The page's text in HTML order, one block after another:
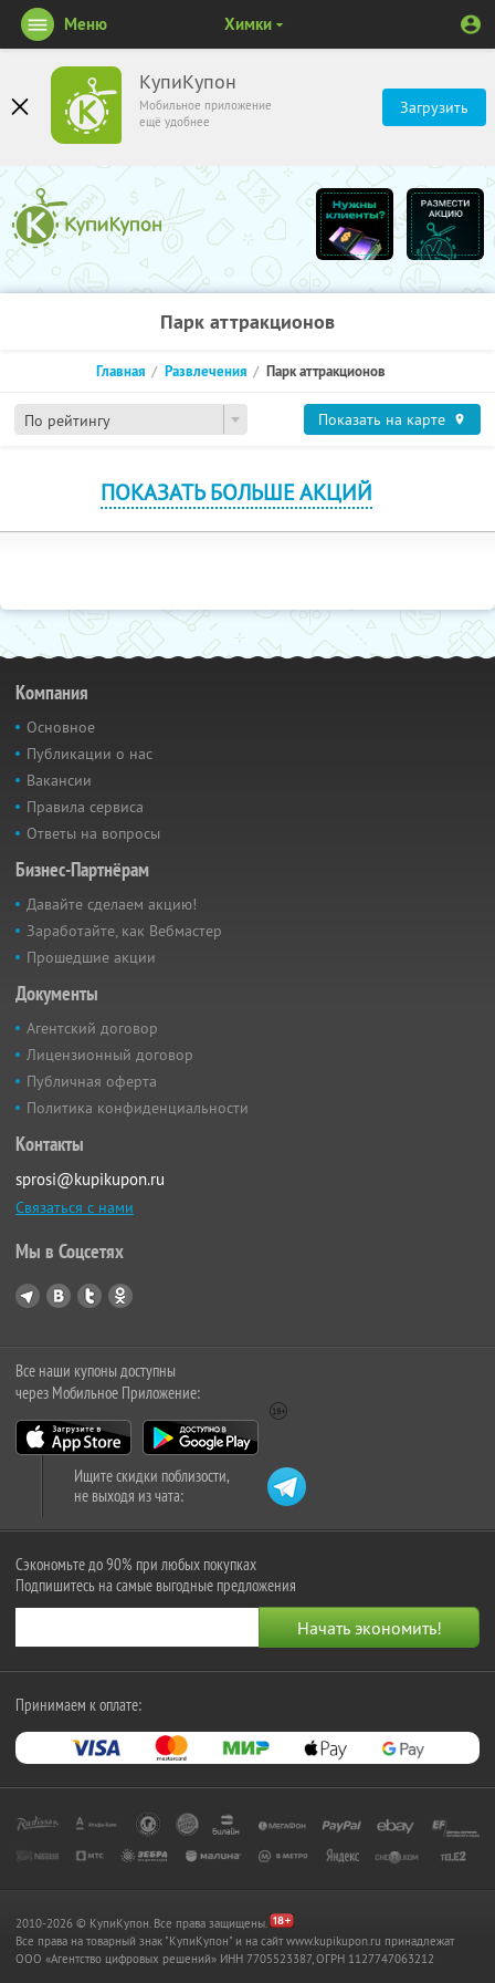
КупиКупон
Мобильное приложение
ещё удобнее
Загрузить
Меню Химки
Парк аттракционов
По рейтингу
Главная Развлечения Парк аттракционов
Показать на карте
ПОКАЗАТЬ БОЛЬШЕ АКЦИЙ
Компания
Основное
Публикации о нас
Вакансии
Правила сервиса
Ответы на вопросы
Бизнес-Партнёрам
Давайте сделаем акцию!
Заработайте, как Вебмастер
Прошедшие акции
Документы
Агентский договор
Лицензионный договор
Публичная оферта
Политика конфиденциальности
Контакты
sprosi@kupikupon.ru
Связаться с нами
Мы в Соцсетях
Все наши купоны доступны
через Мобильное Приложение:
Ищите скидки поблизости,
не выходя из чата:
Сэкономьте до 90% при любых покупках
Подпишитесь на самые выгодные предложения
Принимаем к оплате:
2010-2026 © КупиКупон. Все права защищены.
Все права на товарный знак "КупиКупон" и на сайт www.kupikupon.ru принадлежат
OOO «Агентство цифровых решений» ИНН 7705523387, ОГРН 1127747063212